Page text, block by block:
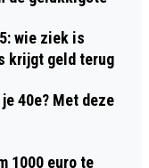
wie ziek is
krijgt geld terug
40e? Met deze
1000 euro te